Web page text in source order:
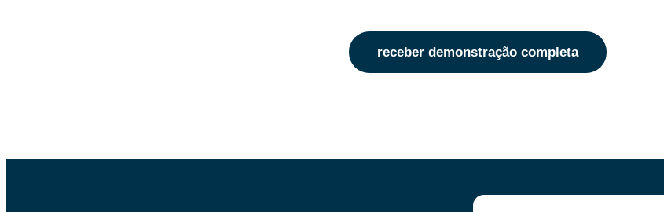
receber demonstração completa